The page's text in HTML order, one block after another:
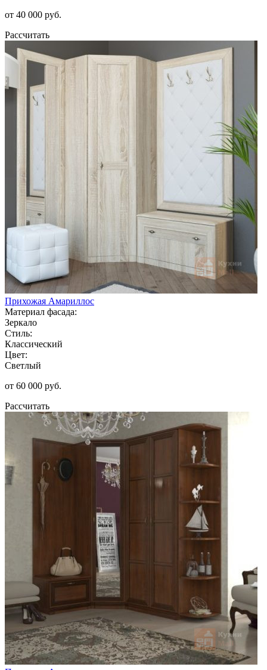
от 40 000 руб.
Рассчитать
Прихожая Амариллос
Материал фасада:
Зеркало
Стиль:
Классический
Цвет:
Светлый
от 60 000 руб.
Рассчитать